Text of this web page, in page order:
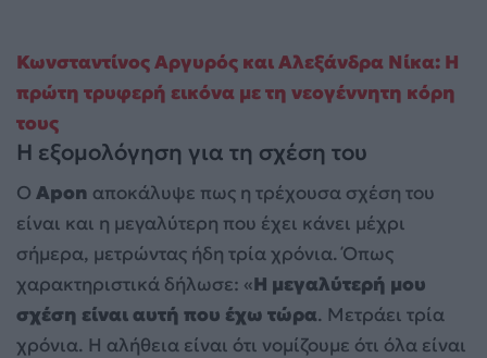
Κωνσταντίνος Αργυρός και Αλεξάνδρα Νίκα: Η
πρώτη τρυφερή εικόνα με τη νεογέννητη κόρη
τους
Η εξομολόγηση για τη σχέση του
Ο Apon αποκάλυψε πως η τρέχουσα σχέση του
είναι και η μεγαλύτερη που έχει κάνει μέχρι
σήμερα, μετρώντας ήδη τρία χρόνια. Όπως
χαρακτηριστικά δήλωσε: «Η μεγαλύτερή μου
σχέση είναι αυτή που έχω τώρα. Μετράει τρία
χρόνια. Η αλήθεια είναι ότι νομίζουμε ότι όλα είναι